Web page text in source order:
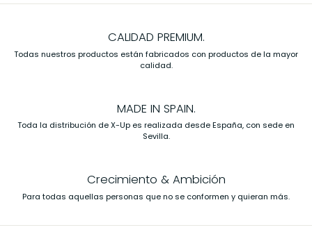
CALIDAD PREMIUM.
Todas nuestros productos están fabricados con productos de la mayor
calidad.
MADE IN SPAIN.
Toda la distribución de X-Up es realizada desde España, con sede en
Sevilla.
Crecimiento & Ambición
Para todas aquellas personas que no se conformen y quieran más.